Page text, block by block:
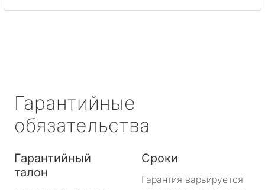
Гарантийные
обязательства
Гарантийный
талон
Сроки
Гарантия варьируется